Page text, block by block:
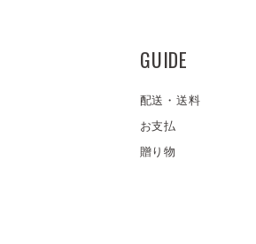
GUIDE
配送・送料
お支払
贈り物